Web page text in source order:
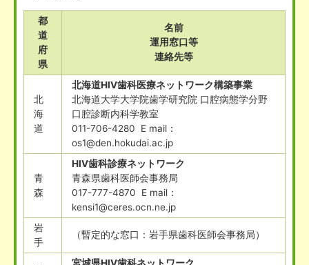
都
道
府
県
名前
運用窓口等
連絡先等
北
海
道
北海道HIV歯科医療ネットワーク構築事業
北海道大学大学院歯学研究院 口腔病態学分野
口腔診断内科学教室
011-706-4280 E mail：
os1@den.hokudai.ac.jp
青
森
HIV歯科診療ネットワーク
青森県歯科医師会事務局
017-777-4870 E mail：
kensi1@ceres.ocn.ne.jp
岩
手
（暫定的な窓口：岩手県歯科医師会事務局）